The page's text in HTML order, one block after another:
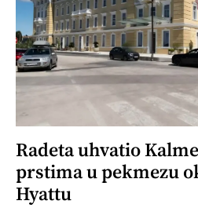
Radeta uhvatio
prstima u pekmezu
Hyattu